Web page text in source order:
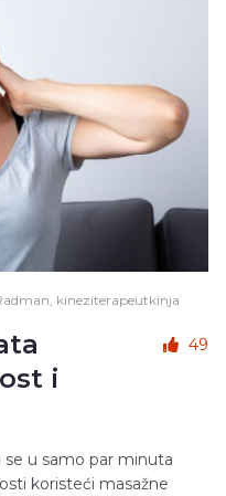
kineziterapeutkinja
i
49
u samo par minuta
koristeći masažne